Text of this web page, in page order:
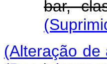
bar,
(Alteração de